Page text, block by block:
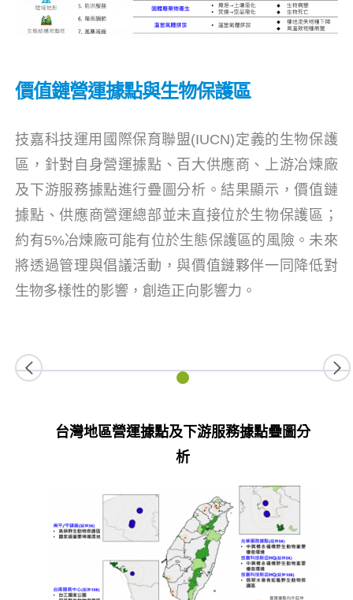
價值鏈營運據點與生物保護區
技嘉科技運用國際保育聯盟(IUCN)定義的生物保護
區，針對自身營運據點、百大供應商、上游冶煉廠
及下游服務據點進行疊圖分析。結果顯示，價值鏈
據點、供應商營運總部並未直接位於生物保護區；
約有5%冶煉廠可能有位於生態保護區的風險。未來
將透過管理與倡議活動，與價值鏈夥伴一同降低對
生物多樣性的影響，創造正向影響力。
台灣地區營運據點及下游服務據點疊圖分
析